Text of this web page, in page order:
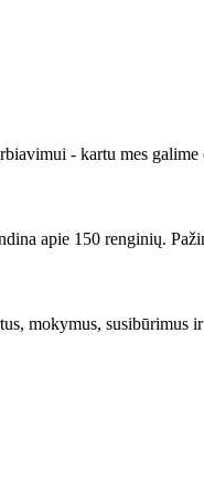
- kartu mes galime
apie 150 renginių.
mokymus, susibūrimus